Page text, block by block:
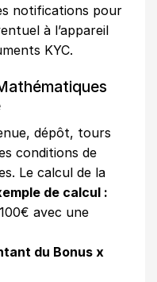
notifications pour
à l’appareil
KYC.
dépôt, tours
conditions de
Le calcul de la
de calcul :
avec une
du Bonus x